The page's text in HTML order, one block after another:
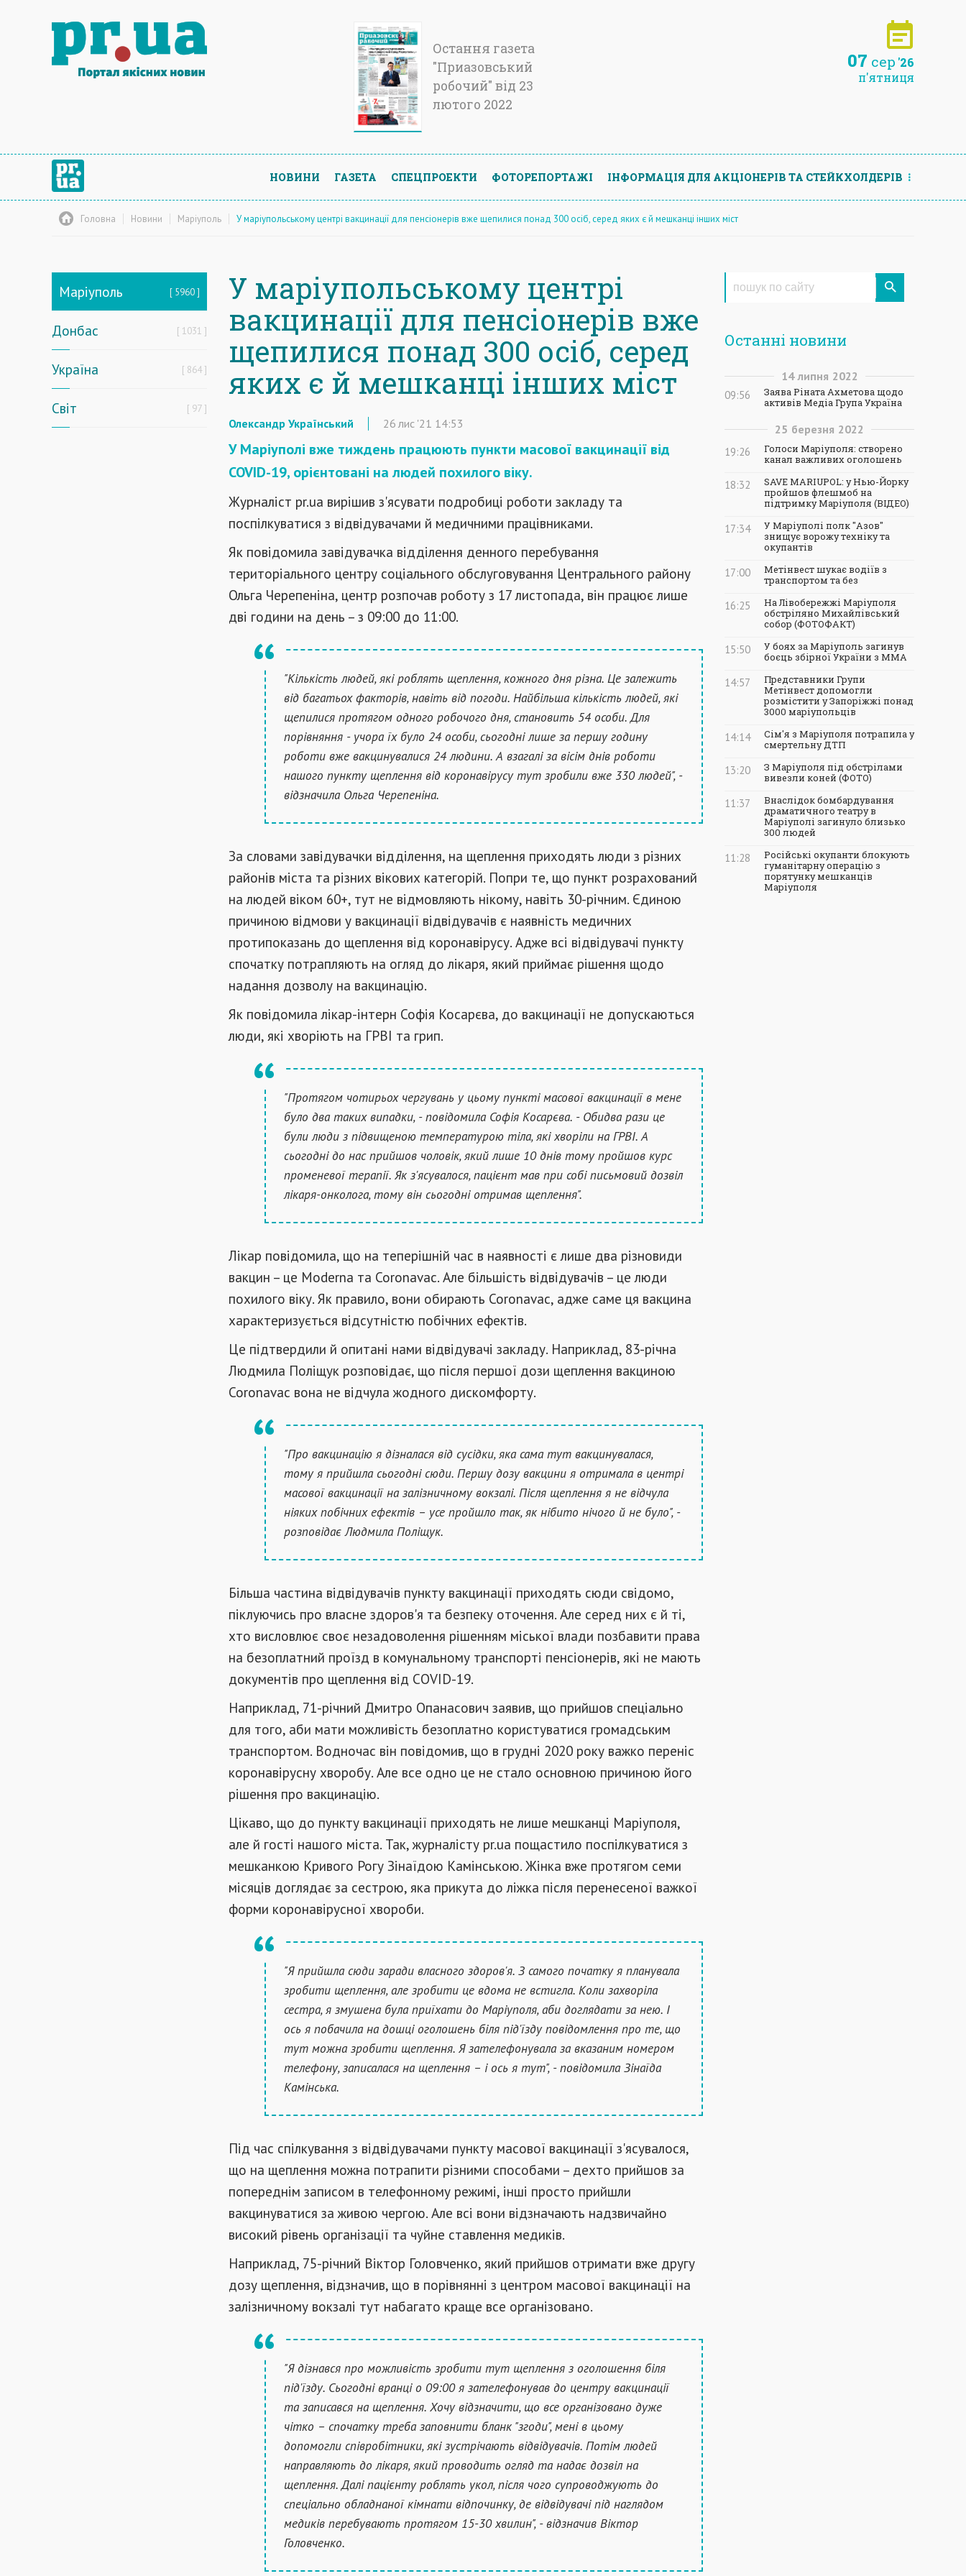
Остання газета
"Приазовський
робочий" від 23
лютого 2022
07 сер '26
п'ятниця
НОВИНИ ГАЗЕТА СПЕЦПРОЕКТИ ФОТОРЕПОРТАЖІ ІНФОРМАЦIЯ ДЛЯ АКЦIОНЕРIВ ТА СТЕЙКХОЛДЕРIВ
Головна Новини Маріуполь У маріупольському центрі вакцинації для пенсіонерів вже щепилися понад 300 осіб, серед яких є й мешканці інших міст
Маріуполь 5960
Донбас 1031
Україна 864
Світ 97
У маріупольському центрі
вакцинації для пенсіонерів вже
щепилися понад 300 осіб, серед
яких є й мешканці інших міст
Олександр Український 26 лис '21 14:53
У Маріуполі вже тиждень працюють пункти масової вакцинації від
COVID-19, орієнтовані на людей похилого віку.
Журналіст pr.ua вирішив з'ясувати подробиці роботи закладу та
поспілкуватися з відвідувачами й медичними працівниками.
Як повідомила завідувачка відділення денного перебування
територіального центру соціального обслуговування Центрального району
Ольга Черепеніна, центр розпочав роботу з 17 листопада, він працює лише
дві години на день – з 09:00 до 11:00.
"Кількість людей, які роблять щеплення, кожного дня різна. Це залежить
від багатьох факторів, навіть від погоди. Найбільша кількість людей, які
щепилися протягом одного робочого дня, становить 54 особи. Для
порівняння - учора їх було 24 особи, сьогодні лише за першу годину
роботи вже вакцинувалися 24 людини. А взагалі за вісім днів роботи
нашого пункту щеплення від коронавірусу тут зробили вже 330 людей", -
відзначила Ольга Черепеніна.
За словами завідувачки відділення, на щеплення приходять люди з різних
районів міста та різних вікових категорій. Попри те, що пункт розрахований
на людей віком 60+, тут не відмовляють нікому, навіть 30-річним. Єдиною
причиною відмови у вакцинації відвідувачів є наявність медичних
протипоказань до щеплення від коронавірусу. Адже всі відвідувачі пункту
спочатку потрапляють на огляд до лікаря, який приймає рішення щодо
надання дозволу на вакцинацію.
Як повідомила лікар-інтерн Софія Косарєва, до вакцинації не допускаються
люди, які хворіють на ГРВІ та грип.
"Протягом чотирьох чергувань у цьому пункті масової вакцинації в мене
було два таких випадки, - повідомила Софія Косарєва. - Обидва рази це
були люди з підвищеною температурою тіла, які хворіли на ГРВІ. А
сьогодні до нас прийшов чоловік, який лише 10 днів тому пройшов курс
променевої терапії. Як з'ясувалося, пацієнт мав при собі письмовий дозвіл
лікаря-онколога, тому він сьогодні отримав щеплення".
Лікар повідомила, що на теперішній час в наявності є лише два різновиди
вакцин – це Moderna та Coronavac. Але більшість відвідувачів – це люди
похилого віку. Як правило, вони обирають Coronavac, адже саме ця вакцина
характеризується відсутністю побічних ефектів.
Це підтвердили й опитані нами відвідувачі закладу. Наприклад, 83-річна
Людмила Поліщук розповідає, що після першої дози щеплення вакциною
Coronavac вона не відчула жодного дискомфорту.
"Про вакцинацію я дізналася від сусідки, яка сама тут вакцинувалася,
тому я прийшла сьогодні сюди. Першу дозу вакцини я отримала в центрі
масової вакцинації на залізничному вокзалі. Після щеплення я не відчула
ніяких побічних ефектів – усе пройшло так, як нібито нічого й не було", -
розповідає Людмила Поліщук.
Більша частина відвідувачів пункту вакцинації приходять сюди свідомо,
піклуючись про власне здоров'я та безпеку оточення. Але серед них є й ті,
хто висловлює своє незадоволення рішенням міської влади позбавити права
на безоплатний проїзд в комунальному транспорті пенсіонерів, які не мають
документів про щеплення від COVID-19.
Наприклад, 71-річний Дмитро Опанасович заявив, що прийшов спеціально
для того, аби мати можливість безоплатно користуватися громадським
транспортом. Водночас він повідомив, що в грудні 2020 року важко переніс
коронавірусну хворобу. Але все одно це не стало основною причиною його
рішення про вакцинацію.
Цікаво, що до пункту вакцинації приходять не лише мешканці Маріуполя,
але й гості нашого міста. Так, журналісту pr.ua пощастило поспілкуватися з
мешканкою Кривого Рогу Зінаїдою Камінською. Жінка вже протягом семи
місяців доглядає за сестрою, яка прикута до ліжка після перенесеної важкої
форми коронавірусної хвороби.
"Я прийшла сюди заради власного здоров'я. З самого початку я планувала
зробити щеплення, але зробити це вдома не встигла. Коли захворіла
сестра, я змушена була приїхати до Маріуполя, аби доглядати за нею. І
ось я побачила на дошці оголошень біля під'їзду повідомлення про те, що
тут можна зробити щеплення. Я зателефонувала за вказаним номером
телефону, записалася на щеплення – і ось я тут", - повідомила Зінаїда
Камінська.
Під час спілкування з відвідувачами пункту масової вакцинації з'ясувалося,
що на щеплення можна потрапити різними способами – дехто прийшов за
попереднім записом в телефонному режимі, інші просто прийшли
вакцинуватися за живою чергою. Але всі вони відзначають надзвичайно
високий рівень організації та чуйне ставлення медиків.
Наприклад, 75-річний Віктор Головченко, який прийшов отримати вже другу
дозу щеплення, відзначив, що в порівнянні з центром масової вакцинації на
залізничному вокзалі тут набагато краще все організовано.
"Я дізнався про можливість зробити тут щеплення з оголошення біля
під'їзду. Сьогодні вранці о 09:00 я зателефонував до центру вакцинації
та записався на щеплення. Хочу відзначити, що все організовано дуже
чітко – спочатку треба заповнити бланк "згоди", мені в цьому
допомогли співробітники, які зустрічають відвідувачів. Потім людей
направляють до лікаря, який проводить огляд та надає дозвіл на
щеплення. Далі пацієнту роблять укол, після чого супроводжують до
спеціально обладнаної кімнати відпочинку, де відвідувачі під наглядом
медиків перебувають протягом 15-30 хвилин", - відзначив Віктор
Головченко.
Останні новини
14 липня 2022
09:56
Заява Ріната Ахметова щодо
активів Медіа Група Україна
25 березня 2022
19:26
Голоси Маріуполя: створено
канал важливих оголошень
18:32
SAVE MARIUPOL: у Нью-Йорку
пройшов флешмоб на
підтримку Маріуполя (ВІДЕО)
17:34
У Маріуполі полк "Азов"
знищує ворожу техніку та
окупантів
17:00
Метінвест шукає водіїв з
транспортом та без
16:25
На Лівобережжі Маріуполя
обстріляно Михайлівський
собор (ФОТОФАКТ)
15:50
У боях за Маріуполь загинув
боєць збірної України з ММА
14:57
Представники Групи
Метінвест допомогли
розмістити у Запоріжжі понад
3000 маріупольців
14:14
Сім'я з Маріуполя потрапила у
смертельну ДТП
13:20
З Маріуполя під обстрілами
вивезли коней (ФОТО)
11:37
Внаслідок бомбардування
драматичного театру в
Маріуполі загинуло близько
300 людей
11:28
Російські окупанти блокують
гуманітарну операцію з
порятунку мешканців
Маріуполя